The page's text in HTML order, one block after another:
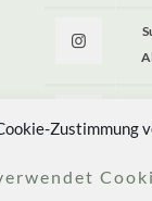
Zustimmung